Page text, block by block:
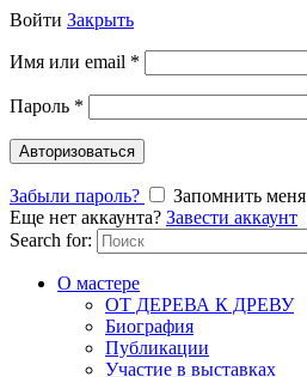
Войти Закрыть
Имя или email *
Пароль *
Авторизоваться
Забыли пароль?
Запомнить меня
Еще нет аккаунта? Завести аккаунт
Search for:
О мастере
ОТ ДЕРЕВА К ДРЕВУ
Биография
Публикации
Участие в выставках